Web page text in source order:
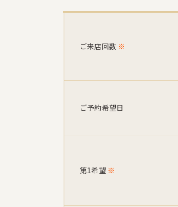
ご来店回数 ※
ご予約希望日
第1希望 ※